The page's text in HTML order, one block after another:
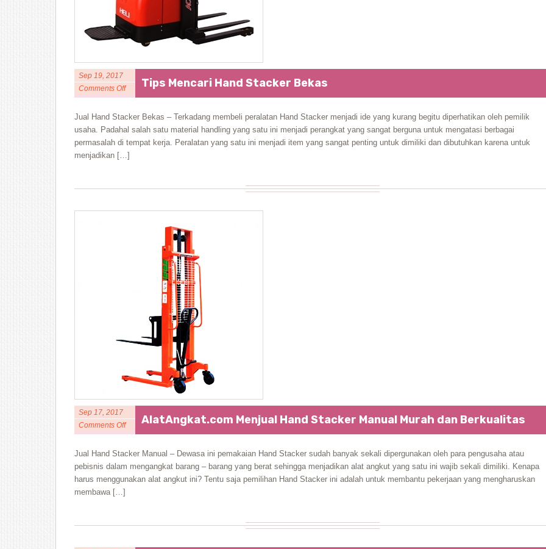
Sep 19, 2017
Comments Off
Tips Mencari Hand Stacker Bekas
Jual Hand Stacker Bekas – Terkadang membeli peralatan Hand Stacker menjadi ide yang kurang begitu diperhatikan oleh pemilik
usaha. Padahal salah satu material handling yang satu ini menjadi perangkat yang sangat berguna untuk mengatasi berbagai
permasalah di tempat kerja. Peralatan yang satu ini menjadi item yang sangat penting untuk dimiliki dan dibutuhkan karena untuk
menjadikan […]
Sep 17, 2017
Comments Off
AlatAngkat.com Menjual Hand Stacker Manual Murah dan Berkualitas
Jual Hand Stacker Manual – Dewasa ini pemakaian Hand Stacker sudah banyak sekali dipergunakan oleh para pengusaha atau
pebisnis dalam mengangkat barang – barang yang berat sehingga menjadikan alat angkut yang satu ini wajib sekali dimiliki. Kenapa
harus menggunakan alat angkut ini? Tentu saja pemilihan Hand Stacker ini adalah untuk membantu pekerjaan yang mengharuskan
membawa […]